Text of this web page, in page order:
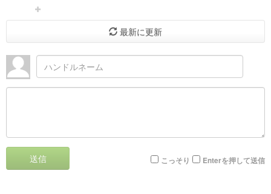
最新に更新
送信 こっそり Enterを押して送信